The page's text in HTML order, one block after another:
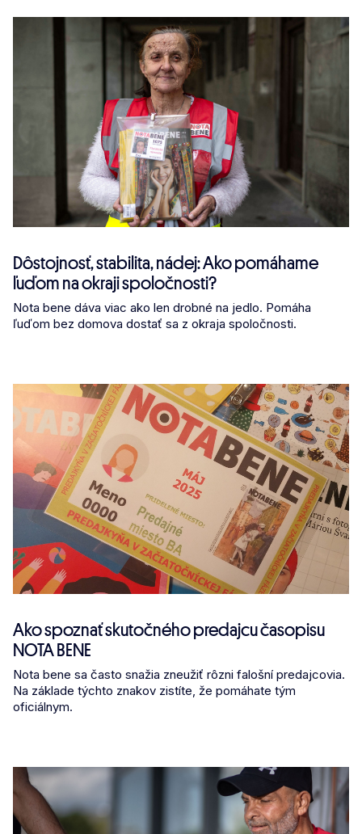
Dôstojnosť, stabilita, nádej: Ako pomáhame
ľuďom na okraji spoločnosti?
Nota bene dáva viac ako len drobné na jedlo. Pomáha
ľuďom bez domova dostať sa z okraja spoločnosti.
Ako spoznať skutočného predajcu časopisu
NOTA BENE
Nota bene sa často snažia zneužiť rôzni falošní predajcovia.
Na základe týchto znakov zistíte, že pomáhate tým
oficiálnym.